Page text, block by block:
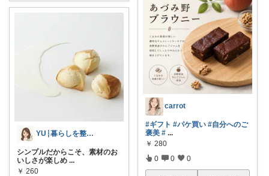
YU┆暮らしを整えるもの
シンプルだからこそ、素材のお
いしさが楽しめ ...
￥ 260
carrot
#ギフト #パケ買い #自分へのご
褒美 # ...
￥ 280
0 0 0